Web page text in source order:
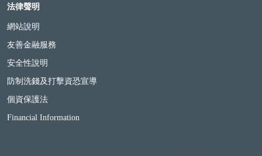
法律聲明
網站說明
友善金融服務
安全性說明
防制洗錢及打擊資恐宣導
個資保護法
Financial Information